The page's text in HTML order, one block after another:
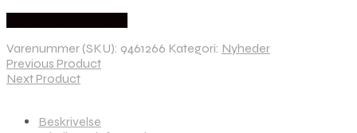
Varenummer (SKU): 9461266 Kategori: Nyheder
Previous Product
Next Product
Beskrivelse